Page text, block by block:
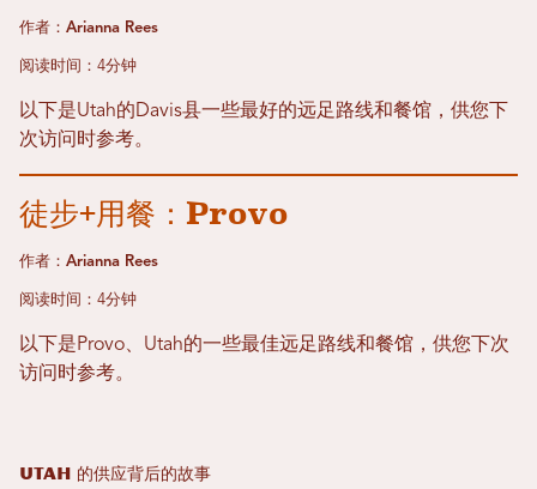
作者：Arianna Rees
阅读时间：4分钟
以下是Utah的Davis县一些最好的远足路线和餐馆，供您下
次访问时参考。
徒步+用餐：Provo
作者：Arianna Rees
阅读时间：4分钟
以下是Provo、Utah的一些最佳远足路线和餐馆，供您下次
访问时参考。
UTAH 的供应背后的故事